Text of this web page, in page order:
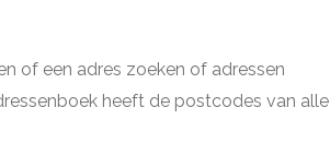
of een adres zoeken of adressen
heeft de postcodes van alle